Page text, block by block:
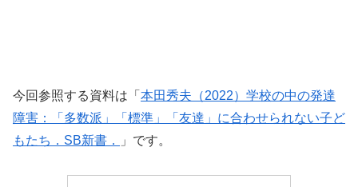
今回参照する資料は「 本田秀夫（2022）学校の中の発達
障害：「多数派」「標準」「友達」に合わせられない子ど
もたち．SB新書．
」です。